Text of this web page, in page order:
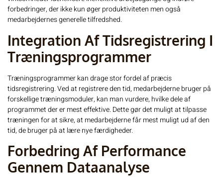
forbedringer, der ikke kun øger produktiviteten men også
medarbejdernes generelle tilfredshed.
Integration Af Tidsregistrering I
Træningsprogrammer
Træningsprogrammer kan drage stor fordel af præcis
tidsregistrering. Ved at registrere den tid, medarbejderne bruger på
forskellige træningsmoduler, kan man vurdere, hvilke dele af
programmet der er mest effektive. Dette gør det muligt at tilpasse
træningen for at sikre, at medarbejderne får mest muligt ud af den
tid, de bruger på at lære nye færdigheder.
Forbedring Af Performance
Gennem Dataanalyse